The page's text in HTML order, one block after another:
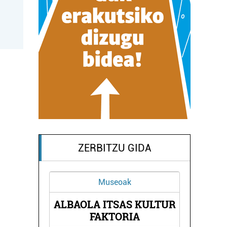
ZERBITZU GIDA
Museoak
ALBAOLA ITSAS KULTUR
FAKTORIA